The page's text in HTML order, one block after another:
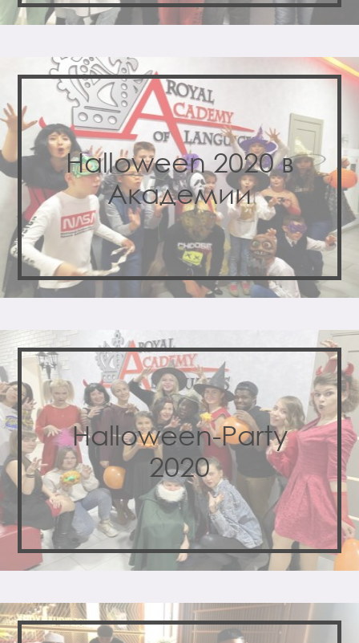
Halloween 2020 в
Академии
Halloween-Party
2020